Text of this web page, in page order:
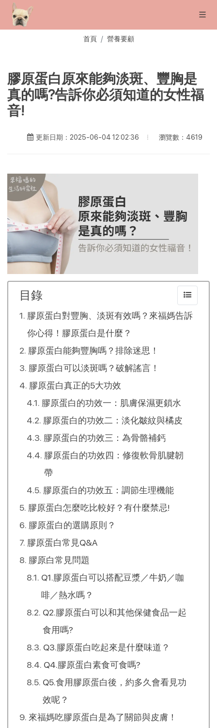
首頁 營養要顧
膠原蛋白原來能夠淡斑、豐胸是
真的嗎?告訴你必須知道的女性福
音!
更新日期：2025-06-04 12:02:36 瀏覽數：4619
目錄
膠原蛋白對豐胸、淡斑有效嗎？來福媽告訴
你心得！膠原蛋白是什麼？
膠原蛋白能夠豐胸嗎？排除迷思！
膠原蛋白可以淡斑嗎？破解謠言！
膠原蛋白真正的5大功效
膠原蛋白的功效一：肌膚保濕更鎖水
膠原蛋白的功效二：淡化皺紋與橘皮
膠原蛋白的功效三：為骨骼補鈣
膠原蛋白的功效四：修復軟骨肌腱韌
帶
膠原蛋白的功效五：調節生理機能
膠原蛋白怎麼吃比較好？有什麼禁忌!
膠原蛋白的選購原則？
膠原蛋白常見Q&A
膠原白常見問題
Q1.膠原蛋白可以搭配豆漿／牛奶／咖
啡／熱水嗎？
Q2.膠原蛋白可以和其他保健食品一起
食用嗎?
Q3.膠原蛋白吃起來是什麼味道？
Q4.膠原蛋白素食可食嗎?
Q5.食用膠原蛋白後，約多久會看見功
效呢？
來福媽吃膠原蛋白是為了關節與皮膚！